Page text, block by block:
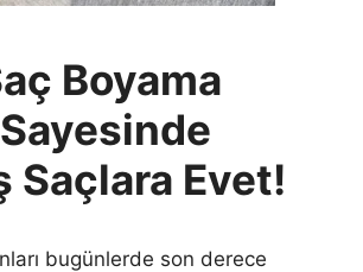
Boyama
Saçlara Evet!
bugünlerde son derece